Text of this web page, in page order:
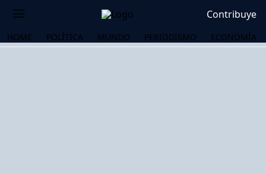
Contribuye
HOME POLÍTICA MUNDO PERIODISMO ECONOMÍA